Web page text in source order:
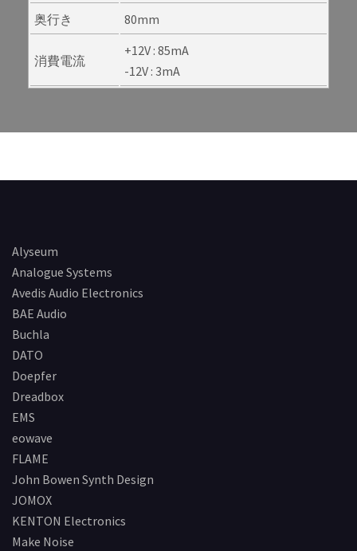
奥行き
80mm
消費電流
+12V : 85mA
-12V : 3mA
Alyseum
Analogue Systems
Avedis Audio Electronics
BAE Audio
Buchla
DATO
Doepfer
Dreadbox
EMS
eowave
FLAME
John Bowen Synth Design
JOMOX
KENTON Electronics
Make Noise